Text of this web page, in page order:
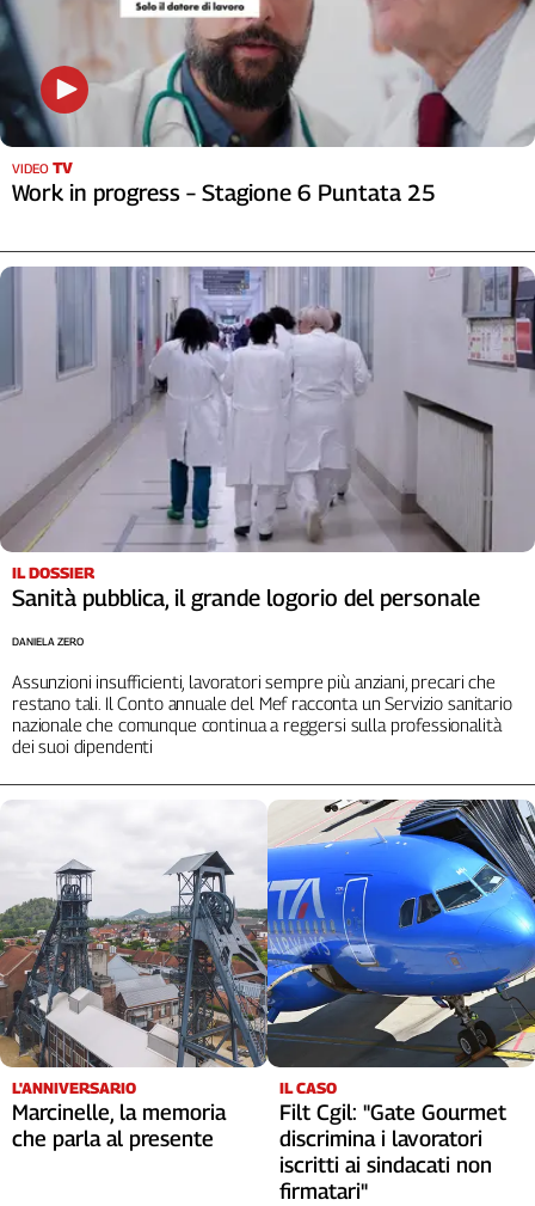
nel
Lavoro
Territori
Abruzzo-
Molise
Adige
Emilia-
Venezia
Giulia
Lazio
Liguria
Lombardia
Marche
Piemonte
Sardegna
Sicilia
Toscana
Trentino
D'Aosta
Veneto
Archivio
Storico
1955-
2014
Cerca
VIDEO TV
Work in progress – Stagione 6 Puntata 25
IL DOSSIER
Sanità pubblica, il grande logorio del personale
Assunzioni insufficienti, lavoratori sempre più anziani, precari che
restano tali. Il Conto annuale del Mef racconta un Servizio sanitario
nazionale che comunque continua a reggersi sulla professionalità
dei suoi dipendenti
DANIELA ZERO
L'ANNIVERSARIO
Marcinelle, la memoria
che parla al presente
IL CASO
Filt Cgil: "Gate Gourmet
discrimina i lavoratori
iscritti ai sindacati non
firmatari"